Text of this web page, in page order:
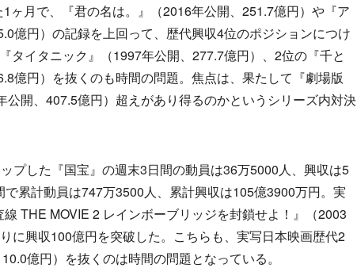
ヶ月で、『君の名は。』（2016年公開、251.7億円）や『ア
億円）の記録を上回って、歴代興収4位のポジションにつけ
タイタニック』（1997年公開、277.7億円）、2位の『千と
億円）を抜くのも時間の問題。焦点は、果たして『劇場版
公開、407.5億円）超えがあり得るのかというシリーズ内対決
プした『国宝』の週末3日間の動員は36万5000人、興収は5
累計動員は747万3500人、累計興収は105億3900万円。実
THE MOVIE 2 レインボーブリッジを封鎖せよ！』（2003
に興収100億円を突破した。こちらも、実写日本映画歴代2
億円）を抜くのは時間の問題となっている。